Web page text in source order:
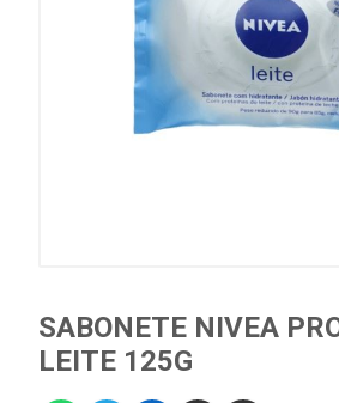
SABONETE NIVEA
LEITE 125G